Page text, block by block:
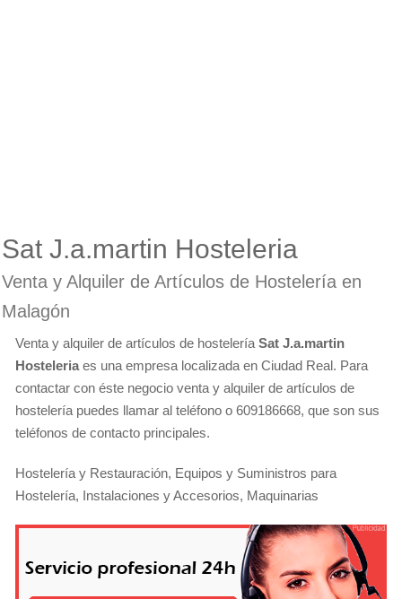
Sat J.a.martin Hosteleria
Venta y Alquiler de Artículos de Hostelería en
Malagón
Venta y alquiler de artículos de hostelería Sat J.a.martin
Hosteleria es una empresa localizada en Ciudad Real. Para
contactar con éste negocio venta y alquiler de artículos de
hostelería puedes llamar al teléfono o 609186668, que son sus
teléfonos de contacto principales.
Hostelería y Restauración, Equipos y Suministros para
Hostelería, Instalaciones y Accesorios, Maquinarias